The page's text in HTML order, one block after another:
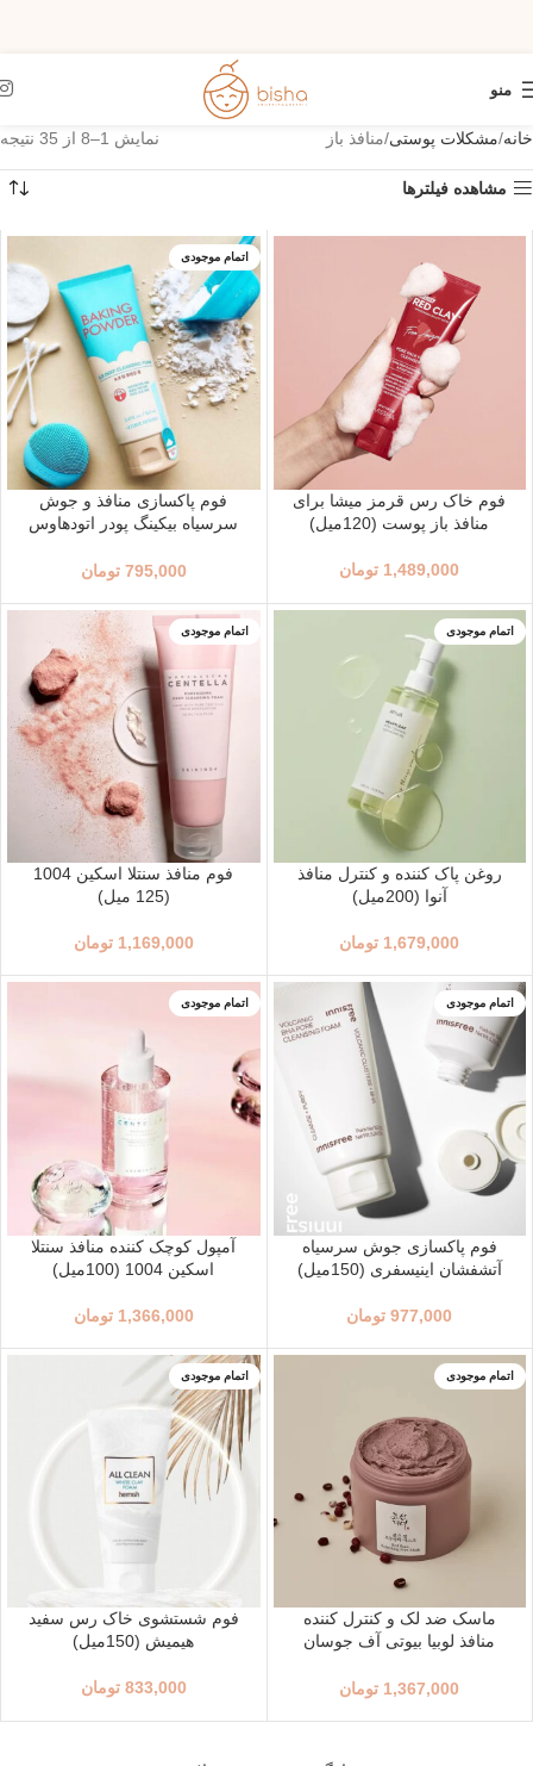
منو
خانه مشکلات پوستی منافذ باز نمایش 1–8 از 35 نتیجه
مشاهده فیلترها
فوم خاک رس قرمز میشا برای
منافذ باز پوست (120میل)
1,489,000 تومان
اتمام موجودی
فوم پاکسازی منافذ و جوش
سرسیاه بیکینگ پودر اتودهاوس
795,000 تومان
اتمام موجودی
روغن پاک کننده و کنترل منافذ
آنوا (200میل)
1,679,000 تومان
اتمام موجودی
فوم منافذ سنتلا اسکین 1004
(125 میل)
1,169,000 تومان
اتمام موجودی
فوم پاکسازی جوش سرسیاه
آتشفشان اینیسفری (150میل)
977,000 تومان
اتمام موجودی
آمپول کوچک کننده منافذ سنتلا
اسکین 1004 (100میل)
1,366,000 تومان
اتمام موجودی
ماسک ضد لک و کنترل کننده
منافذ لوبیا بیوتی آف جوسان
1,367,000 تومان
اتمام موجودی
فوم شستشوی خاک رس سفید
هیمیش (150میل)
833,000 تومان